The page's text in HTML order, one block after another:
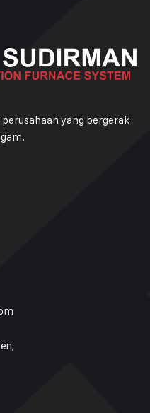
yang bergerak